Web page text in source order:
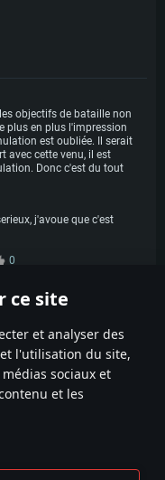
ce site
et analyser des
l'utilisation du site,
sociaux et
et les
objectifs de bataille non
plus en plus l'impression
est oubliée. Il serait
avec cette venu, il est
Donc c'est du tout
j'avoue que c'est
0
Paramètres relatifs aux cookies